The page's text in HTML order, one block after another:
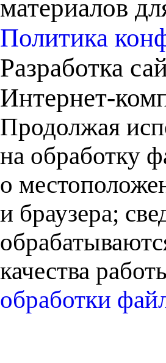
материалов
Политика
Разработка
Интернет-
Продолжая
на обработку
о
и браузера;
качества
обработки